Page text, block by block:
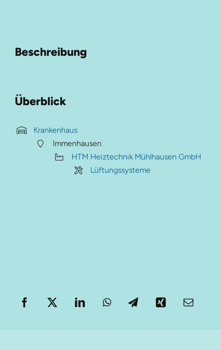
Beschreibung
Überblick
Krankenhaus
Immenhausen
HTM Heiztechnik Mühlhausen GmbH
Lüftungssysteme